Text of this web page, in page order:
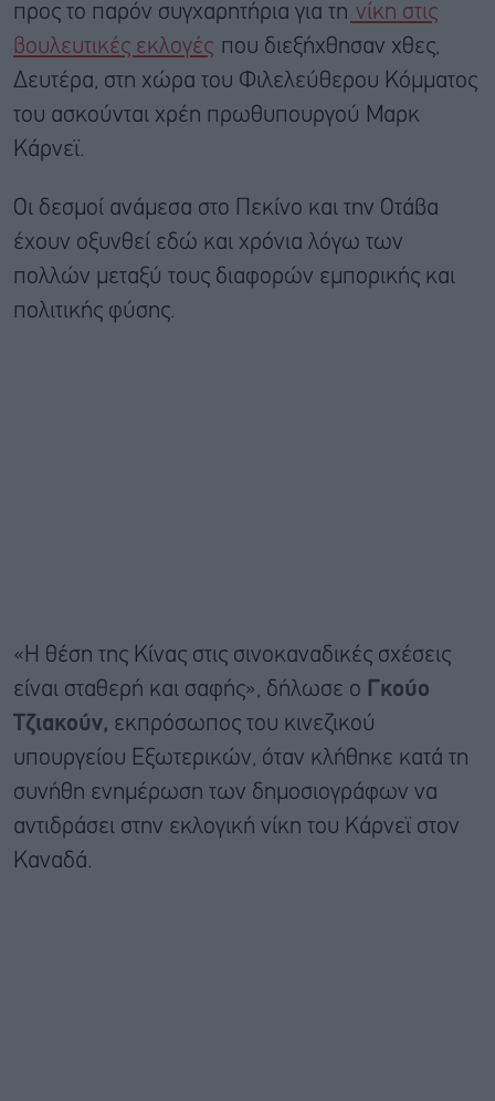
προς το παρόν συγχαρητήρια για τη νίκη στις
βουλευτικές εκλογές που διεξήχθησαν χθες,
Δευτέρα, στη χώρα του Φιλελεύθερου Κόμματος
του ασκούνται χρέη πρωθυπουργού Μαρκ
Κάρνεϊ.
Οι δεσμοί ανάμεσα στο Πεκίνο και την Οτάβα
έχουν οξυνθεί εδώ και χρόνια λόγω των
πολλών μεταξύ τους διαφορών εμπορικής και
πολιτικής φύσης.
«Η θέση της Κίνας στις σινοκαναδικές σχέσεις
είναι σταθερή και σαφής», δήλωσε ο
Γκούο
Τζιακούν, εκπρόσωπος του κινεζικού
υπουργείου Εξωτερικών, όταν κλήθηκε κατά τη
συνήθη ενημέρωση των δημοσιογράφων να
αντιδράσει στην εκλογική νίκη του Κάρνεϊ στον
Καναδά.